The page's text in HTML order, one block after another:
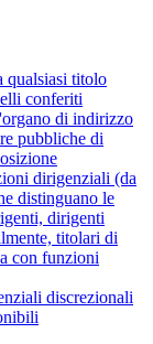
qualsiasi titolo
conferiti
di indirizzo
pubbliche di
dirigenziali (da
distinguano le
dirigenti
titolari di
con funzioni
discrezionali